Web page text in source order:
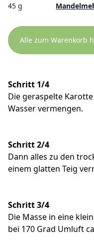
45 g
Alle zum Warenkorb
Schritt 1/4
Die geraspelte
Wasser vermengen.
Schritt 2/4
Dann alles zu den
einem glatten Teig
Schritt 3/4
Die Masse in eine
bei 170 Grad Umluft